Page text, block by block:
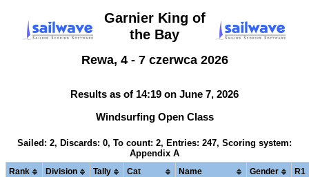
Garnier King of
the Bay
Rewa, 4 - 7 czerwca 2026
Results as of 14:19 on June 7, 2026
Windsurfing Open Class
Sailed: 2, Discards: 0, To count: 2, Entries: 247, Scoring system:
Appendix A
Rank Division Tally Cat Name Gender R1